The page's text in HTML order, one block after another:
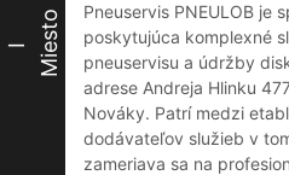
I Miesto
Pneuservis PNEULOB je
poskytujúca komplexné
pneuservisu a údržby
adrese Andreja Hlinku
Nováky. Patrí medzi
dodávateľov služieb v
zameriava sa na